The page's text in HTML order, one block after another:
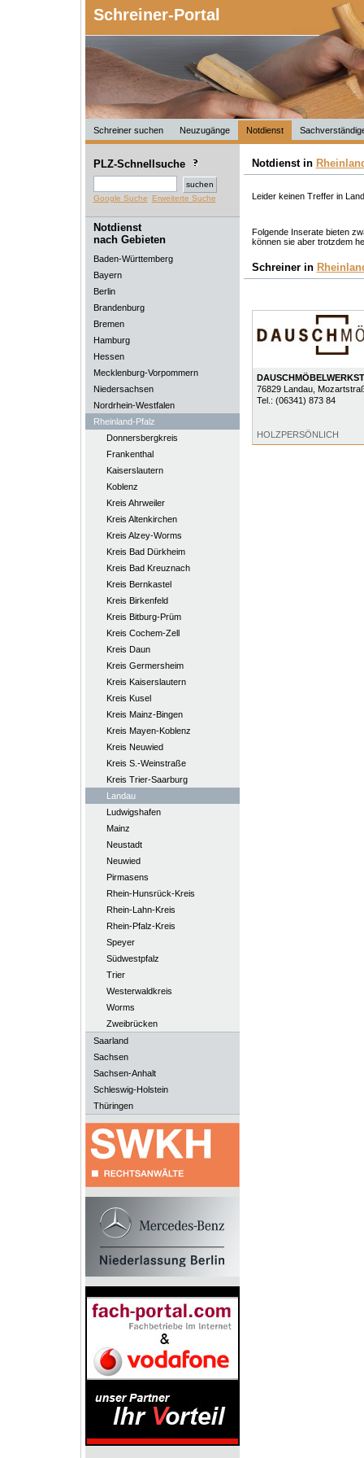
Schreiner-Portal
Schreiner suchen Neuzugänge Notdienst
PLZ-Schnellsuche
Google Suche Erweiterte Suche
Notdienst
nach Gebieten
Baden-Württemberg
Bayern
Berlin
Brandenburg
Bremen
Hamburg
Hessen
Mecklenburg-Vorpommern
Niedersachsen
Nordrhein-Westfalen
Rheinland-Pfalz
Donnersbergkreis
Frankenthal
Kaiserslautern
Koblenz
Kreis Ahrweiler
Kreis Altenkirchen
Kreis Alzey-Worms
Kreis Bad Dürkheim
Kreis Bad Kreuznach
Kreis Bernkastel
Kreis Birkenfeld
Kreis Bitburg-Prüm
Kreis Cochem-Zell
Kreis Daun
Kreis Germersheim
Kreis Kaiserslautern
Kreis Kusel
Kreis Mainz-Bingen
Kreis Mayen-Koblenz
Kreis Neuwied
Kreis S.-Weinstraße
Kreis Trier-Saarburg
Landau
Ludwigshafen
Mainz
Neustadt
Neuwied
Pirmasens
Rhein-Hunsrück-Kreis
Rhein-Lahn-Kreis
Rhein-Pfalz-Kreis
Speyer
Südwestpfalz
Trier
Westerwaldkreis
Worms
Zweibrücken
Saarland
Sachsen
Sachsen-Anhalt
Schleswig-Holstein
Thüringen
Notdienst in
Leider keinen Treffer in
Folgende Inserate bieten
können sie aber trotzdem
Schreiner in
76829 Landau,
Tel.: (06341) 873 84
HOLZPERSÖNLICH